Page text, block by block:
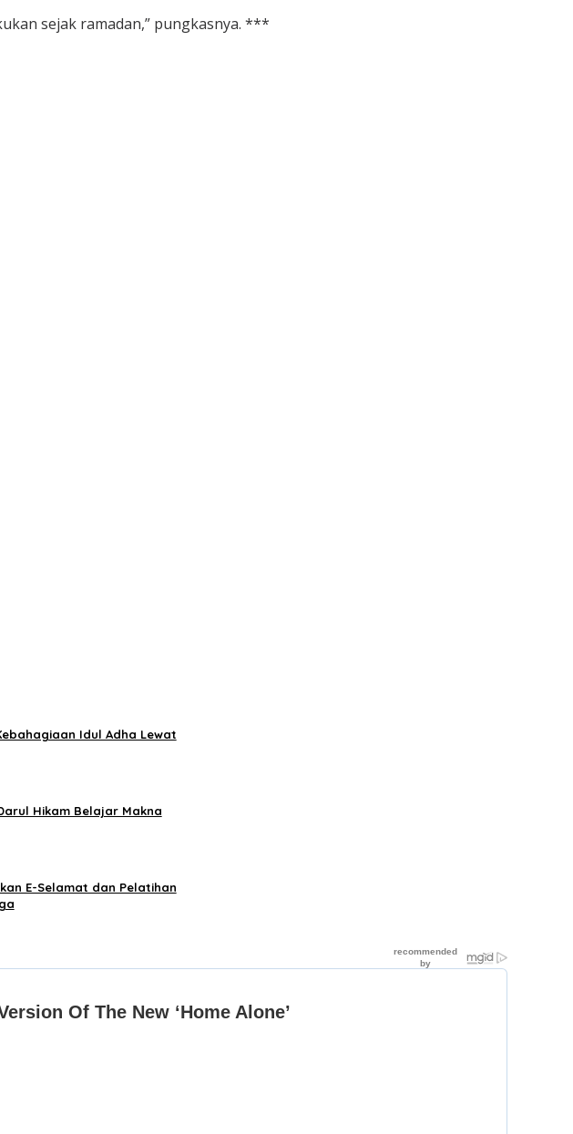
sejak ramadan,” pungkasnya. ***
Idul Adha Lewat
Hikam Belajar Makna
E-Selamat dan Pelatihan